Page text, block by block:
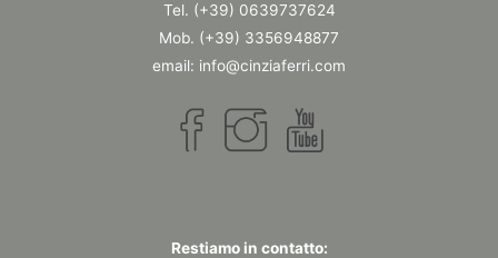
Tel. (+39) 0639737624
Mob. (+39) 3356948877
email: info@cinziaferri.com
Restiamo in contatto: